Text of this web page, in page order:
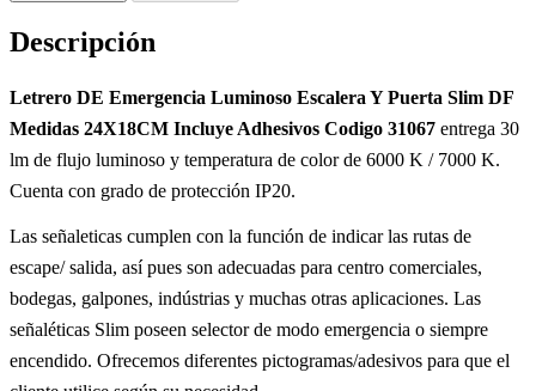
Descripción
Letrero DE Emergencia Luminoso Escalera Y Puerta Slim DF
Medidas 24X18CM Incluye Adhesivos Codigo 31067 entrega 30
lm de flujo luminoso y temperatura de color de 6000 K / 7000 K.
Cuenta con grado de protección IP20.
Las señaleticas cumplen con la función de indicar las rutas de
escape/ salida, así pues son adecuadas para centro comerciales,
bodegas, galpones, indústrias y muchas otras aplicaciones. Las
señaléticas Slim poseen selector de modo emergencia o siempre
encendido. Ofrecemos diferentes pictogramas/adesivos para que el